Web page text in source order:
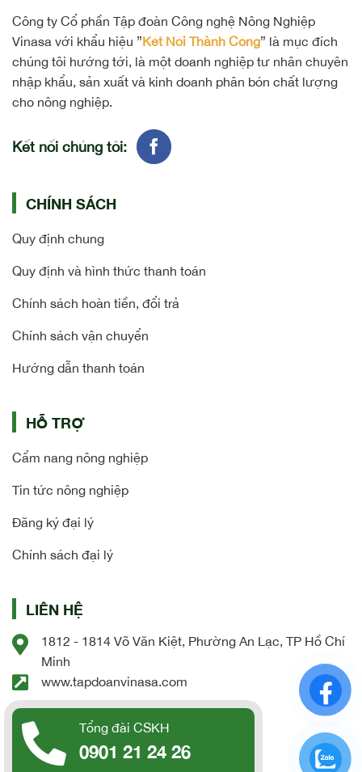
Công ty Cổ phần Tập đoàn Công nghệ Nông Nghiệp
Vinasa với khẩu hiệu ”Kết Nối Thành Công” là mục đích
chúng tôi hướng tới, là một doanh nghiệp tư nhân chuyên
nhập khẩu, sản xuất và kinh doanh phân bón chất lượng
cho nông nghiệp.
Kết nối chúng tôi:
CHÍNH SÁCH
Quy định chung
Quy định và hình thức thanh toán
Chính sách hoàn tiền, đổi trả
Chính sách vận chuyển
Hướng dẫn thanh toán
HỖ TRỢ
Cẩm nang nông nghiệp
Tin tức nông nghiệp
Đăng ký đại lý
Chính sách đại lý
LIÊN HỆ
1812 - 1814 Võ Văn Kiệt, Phường An Lạc, TP Hồ Chí
Minh
www.tapdoanvinasa.com
Tổng đài CSKH
0901 21 24 26